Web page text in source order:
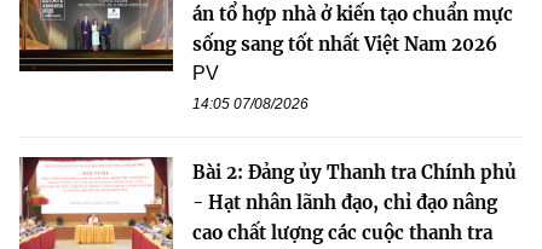
án tổ hợp nhà ở kiến tạo chuẩn mực
sống sang tốt nhất Việt Nam 2026
PV
14:05 07/08/2026
Bài 2: Đảng ủy Thanh tra Chính phủ
- Hạt nhân lãnh đạo, chỉ đạo nâng
cao chất lượng các cuộc thanh tra